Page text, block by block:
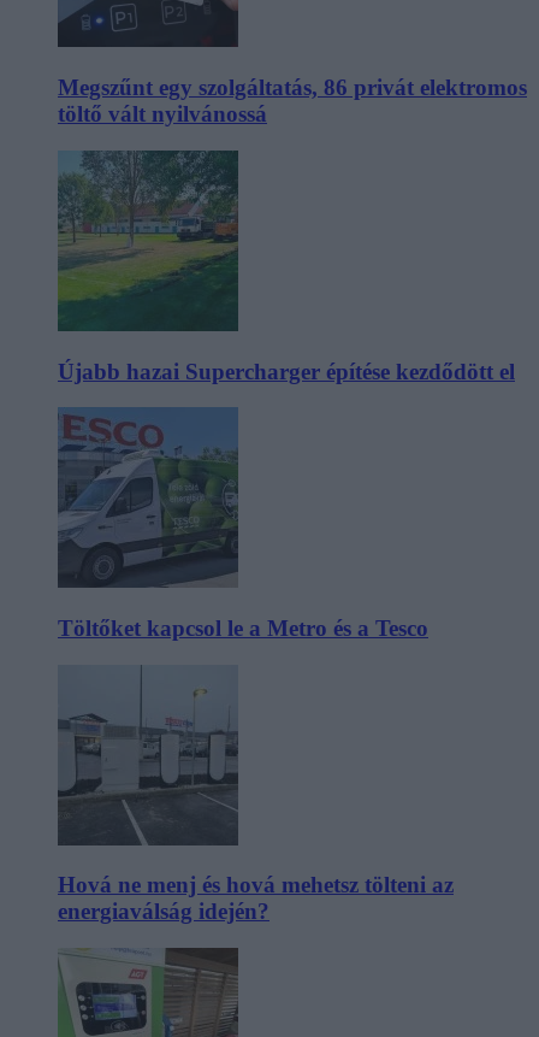
Megszűnt egy szolgáltatás, 86 privát elektromos
töltő vált nyilvánossá
Újabb hazai Supercharger építése kezdődött el
Töltőket kapcsol le a Metro és a Tesco
Hová ne menj és hová mehetsz tölteni az
energiaválság idején?